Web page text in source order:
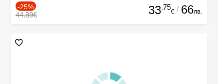
-25%
44.99€ 33.75
€ / 66лв.